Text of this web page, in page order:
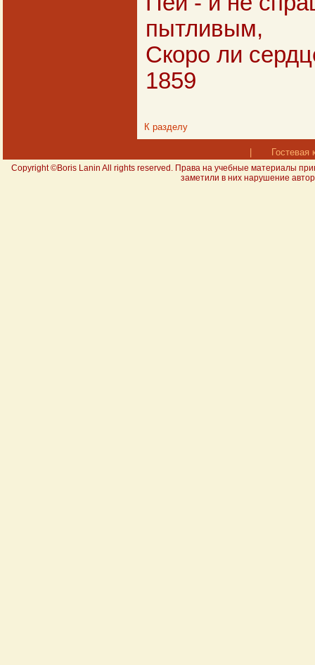
пытливым,
Скоро ли
1859
К разделу
Гостевая
Copyright ©Boris Lanin All rights reserved. Права на учебные материалы
заметили в них нарушение